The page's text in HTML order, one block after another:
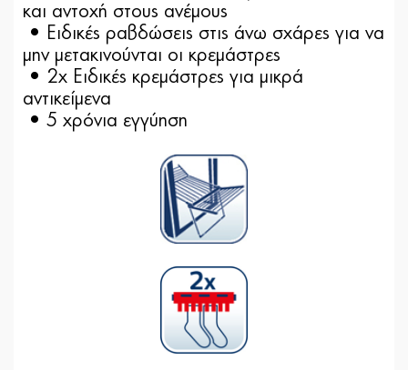
και αντοχή στους ανέμους
• Ειδικές ραβδώσεις στις άνω σχάρες για να
μην μετακινούνται οι κρεμάστρες
• 2x Ειδικές κρεμάστρες για μικρά
αντικείμενα
• 5 χρόνια εγγύηση